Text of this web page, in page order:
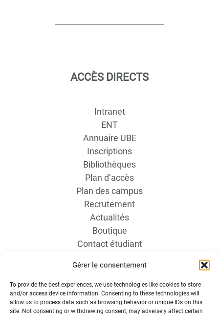
Gérer le consentement
To provide the best experiences, we use technologies like cookies to store
and/or access device information. Consenting to these technologies will
allow us to process data such as browsing behavior or unique IDs on this
site. Not consenting or withdrawing consent, may adversely affect certain
ACCÈS DIRECTS
Intranet
ENT
Annuaire UBE
Inscriptions
Bibliothèques
Plan d’accès
Plan des campus
Recrutement
Actualités
Boutique
Contact étudiant